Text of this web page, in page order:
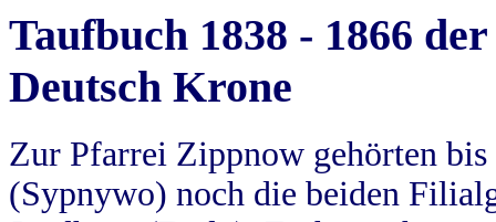
Taufbuch 1838 - 1866
Deutsch Krone
Zur Pfarrei Zippnow gehörten
(Sypnywo) noch die beiden